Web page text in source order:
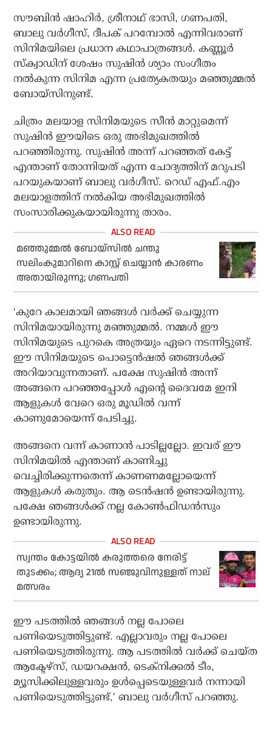
സൗബിന്‍ ഷാഹിര്‍, ശ്രീനാഥ് ഭാസി, ഗണപതി,
ബാലു വര്‍ഗീസ്, ദീപക് പറമ്പോല്‍ എന്നിവരാണ്
സിനിമയിലെ പ്രധാന കഥാപാത്രങ്ങള്‍. കണ്ണൂര്‍
സ്‌ക്വാഡിന് ശേഷം സുഷിന്‍ ശ്യാം സംഗീതം
നല്‍കുന്ന സിനിമ എന്ന പ്രത്യേകതയും മഞ്ഞുമ്മല്‍
ബോയ്‌സിനുണ്ട്.
ചിത്രം മലയാള സിനിമയുടെ സീന്‍ മാറ്റുമെന്ന്
സുഷിന്‍ ഈയിടെ ഒരു അഭിമുഖത്തില്‍
പറഞ്ഞിരുന്നു. സുഷിന്‍ അന്ന് പറഞ്ഞത് കേട്ട്
എന്താണ് തോന്നിയത് എന്ന ചോദ്യത്തിന് മറുപടി
പറയുകയാണ് ബാലു വര്‍ഗീസ്. റെഡ് എഫ്.എം
മലയാളത്തിന് നല്‍കിയ അഭിമുഖത്തില്‍
സംസാരിക്കുകയായിരുന്നു താരം.
മഞ്ഞുമ്മല്‍ ബോയ്‌സില്‍ ചന്തു
സലിംകുമാറിനെ കാസ്റ്റ് ചെയ്യാന്‍ കാരണം
അതായിരുന്നു; ഗണപതി
‘കുറേ കാലമായി ഞങ്ങള്‍ വര്‍ക്ക് ചെയ്യുന്ന
സിനിമയായിരുന്നു മഞ്ഞുമ്മല്‍. നമ്മള്‍ ഈ
സിനിമയുടെ പുറകെ അത്രയും ഏറെ നടന്നിട്ടുണ്ട്.
ഈ സിനിമയുടെ പൊട്ടെന്‍ഷല്‍ ഞങ്ങള്‍ക്ക്
അറിയാവുന്നതാണ്. പക്ഷേ സുഷിന്‍ അന്ന്
അങ്ങനെ പറഞ്ഞപ്പോള്‍ എന്റെ ദൈവമേ ഇനി
ആളുകള്‍ വേറെ ഒരു മൂഡില്‍ വന്ന്
കാണുമോയെന്ന് പേടിച്ചു.
അങ്ങനെ വന്ന് കാണാന്‍ പാടില്ലല്ലോ. ഇവര് ഈ
സിനിമയില്‍ എന്താണ് കാണിച്ചു
വെച്ചിരിക്കുന്നതെന്ന് കാണണമല്ലോയെന്ന്
ആളുകള്‍ കരുതും. ആ ടെന്‍ഷന്‍ ഉണ്ടായിരുന്നു.
പക്ഷേ ഞങ്ങള്‍ക്ക് നല്ല കോണ്‍ഫിഡന്‍സും
ഉണ്ടായിരുന്നു.
സ്വന്തം കോട്ടയില്‍ കരുത്തരെ നേരിട്ട്
തുടക്കം; ആദ്യ 21ല്‍ സഞ്ജുവിനുള്ളത് നാല്
മത്സരം
ഈ പടത്തില്‍ ഞങ്ങള്‍ നല്ല പോലെ
പണിയെടുത്തിട്ടുണ്ട്. എല്ലാവരും നല്ല പോലെ
പണിയെടുത്തിരുന്നു. ആ പടത്തില്‍ വര്‍ക്ക് ചെയ്ത
ആക്ടേഴ്‌സ്, ഡയറക്ഷന്‍, ടെക്‌നിക്കല്‍ ടീം,
മ്യൂസിക്കിലുള്ളവരും ഉള്‍പ്പെടെയുള്ളവര്‍ നന്നായി
പണിയെടുത്തിട്ടുണ്ട്,’ ബാലു വര്‍ഗീസ് പറഞ്ഞു.